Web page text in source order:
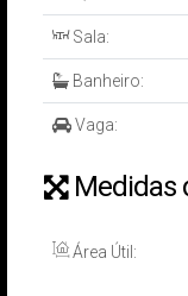
Sala:
Banheiro:
Vaga:
Medidas
Área Útil: